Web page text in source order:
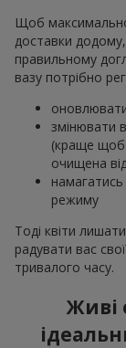
Щоб максимально
доставки
правильному
вазу потрібно
змінювати
(краще щоб
очищена
режиму
Тоді квіти
радувати вас
тривалого часу.
Живі